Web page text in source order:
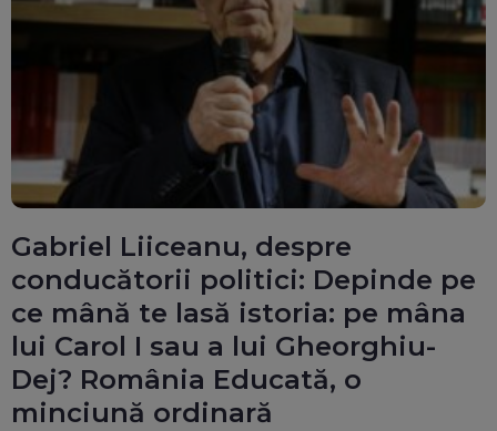
Gabriel Liiceanu, despre
conducătorii politici: Depinde pe
ce mână te lasă istoria: pe mâna
lui Carol I sau a lui Gheorghiu-
Dej? România Educată, o
minciună ordinară